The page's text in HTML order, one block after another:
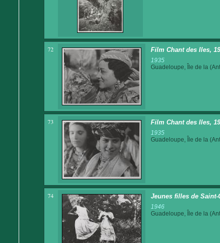
72 Film Chant des Iles,
1935
Guadeloupe, Île de la
73 Film Chant des Iles,
1935
Guadeloupe, Île de la
74 Jeunes filles de Saint-
1946
Guadeloupe, Île de la